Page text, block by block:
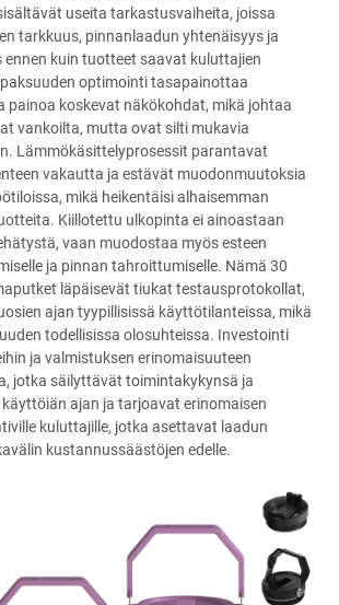
useita tarkastusvaiheita, joissa
tarkkuus, pinnanlaadun yhtenäisyys ja
ennen kuin tuotteet saavat kuluttajien
optimointi tasapainottaa
painoa koskevat näkökohdat, mikä johtaa
vankoilta, mutta ovat silti mukavia
Lämmökäsittelyprosessit parantavat
vakautta ja estävät muodonmuutoksia
mikä heikentäisi alhaisemman
Kiillotettu ulkopinta ei ainoastaan
vaan muodostaa myös esteen
ja pinnan tahroittumiselle. Nämä 30
läpäisevät tiukat testausprotokollat,
ajan tyypillisissä käyttötilanteissa, mikä
todellisissa olosuhteissa. Investointi
ja valmistuksen erinomaisuuteen
jotka säilyttävät toimintakykynsä ja
ajan ja tarjoavat erinomaisen
kuluttajille, jotka asettavat laadun
kustannussäästöjen edelle.